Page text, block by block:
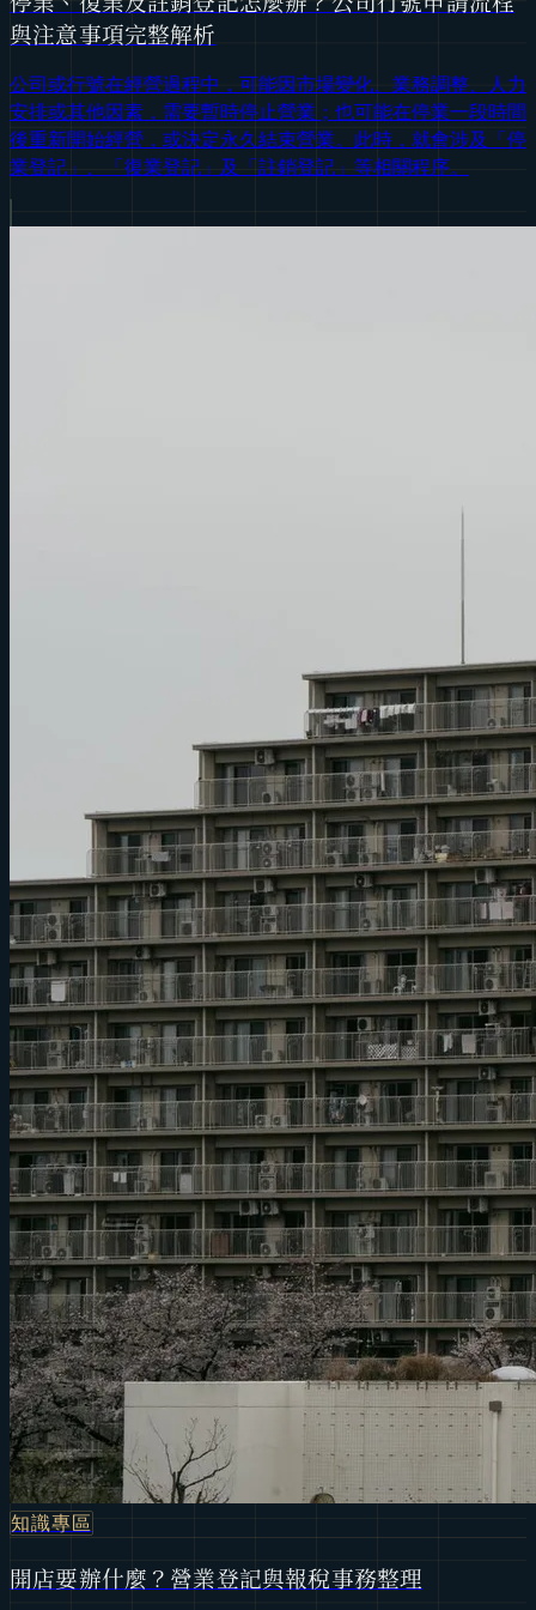
與注意事項完整解析
公司或行號在經營過程中，可能因市場變化、業務調整、人力
安排或其他因素，需要暫時停止營業；也可能在停業一段時間
後重新開始經營，或決定永久結束營業。此時，就會涉及「停
業登記」、「復業登記」及「註銷登記」等相關程序。
知識專區
開店要辦什麼？營業登記與報稅事務整理